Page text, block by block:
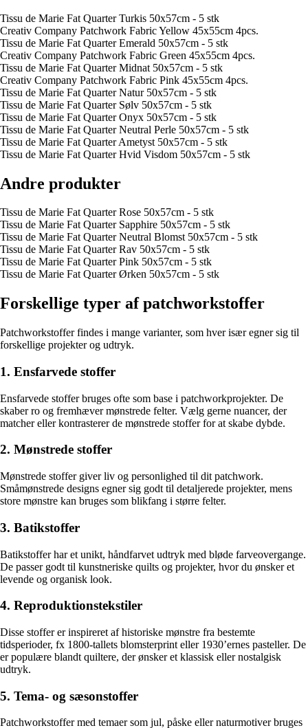
Tissu de Marie Fat Quarter Turkis 50x57cm - 5 stk
Creativ Company Patchwork Fabric Yellow 45x55cm 4pcs.
Tissu de Marie Fat Quarter Emerald 50x57cm - 5 stk
Creativ Company Patchwork Fabric Green 45x55cm 4pcs.
Tissu de Marie Fat Quarter Midnat 50x57cm - 5 stk
Creativ Company Patchwork Fabric Pink 45x55cm 4pcs.
Tissu de Marie Fat Quarter Natur 50x57cm - 5 stk
Tissu de Marie Fat Quarter Sølv 50x57cm - 5 stk
Tissu de Marie Fat Quarter Onyx 50x57cm - 5 stk
Tissu de Marie Fat Quarter Neutral Perle 50x57cm - 5 stk
Tissu de Marie Fat Quarter Ametyst 50x57cm - 5 stk
Tissu de Marie Fat Quarter Hvid Visdom 50x57cm - 5 stk
Andre produkter
Tissu de Marie Fat Quarter Rose 50x57cm - 5 stk
Tissu de Marie Fat Quarter Sapphire 50x57cm - 5 stk
Tissu de Marie Fat Quarter Neutral Blomst 50x57cm - 5 stk
Tissu de Marie Fat Quarter Rav 50x57cm - 5 stk
Tissu de Marie Fat Quarter Pink 50x57cm - 5 stk
Tissu de Marie Fat Quarter Ørken 50x57cm - 5 stk
Forskellige typer af patchworkstoffer
Patchworkstoffer findes i mange varianter, som hver især egner sig til
forskellige projekter og udtryk.
1. Ensfarvede stoffer
Ensfarvede stoffer bruges ofte som base i patchworkprojekter. De
skaber ro og fremhæver mønstrede felter. Vælg gerne nuancer, der
matcher eller kontrasterer de mønstrede stoffer for at skabe dybde.
2. Mønstrede stoffer
Mønstrede stoffer giver liv og personlighed til dit patchwork.
Småmønstrede designs egner sig godt til detaljerede projekter, mens
store mønstre kan bruges som blikfang i større felter.
3. Batikstoffer
Batikstoffer har et unikt, håndfarvet udtryk med bløde farveovergange.
De passer godt til kunstneriske quilts og projekter, hvor du ønsker et
levende og organisk look.
4. Reproduktionstekstiler
Disse stoffer er inspireret af historiske mønstre fra bestemte
tidsperioder, fx 1800-tallets blomsterprint eller 1930’ernes pasteller. De
er populære blandt quiltere, der ønsker et klassisk eller nostalgisk
udtryk.
5. Tema- og sæsonstoffer
Patchworkstoffer med temaer som jul, påske eller naturmotiver bruges